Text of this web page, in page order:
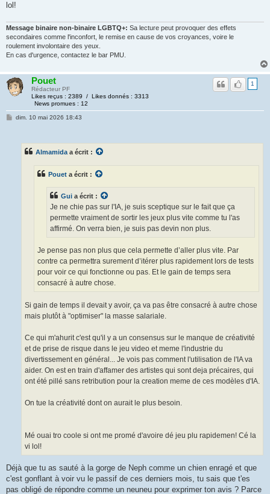
lol!
Message binaire non-binaire LGBTQ+: Sa lecture peut provoquer des effets
secondaires comme l'inconfort, le remise en cause de vos croyances, voire le
roulement involontaire des yeux.
En cas d'urgence, contactez le bar PMU.
Pouet
Rédacteur PF
Likes reçus : 2389 / Likes donnés : 3313
News promues : 12
1
dim. 10 mai 2026 18:43
Almamida a écrit :
Pouet a écrit :
Gui a écrit :
Je ne chie pas sur l'IA, je suis sceptique sur le fait que ça
permette vraiment de sortir les jeux plus vite comme tu l'as
affirmé. On verra bien, je suis pas devin non plus.
Je pense pas non plus que cela permette d’aller plus vite. Par
contre ca permettra surement d’itérer plus rapidement lors de tests
pour voir ce qui fonctionne ou pas. Et le gain de temps sera
consacré à autre chose.
Si gain de temps il devait y avoir, ça va pas être consacré à autre chose
mais plutôt à "optimiser" la masse salariale.
Ce qui m'ahurit c'est qu'il y a un consensus sur le manque de créativité
et de prise de risque dans le jeu video et meme l'industrie du
divertissement en général... Je vois pas comment l'utilisation de l'IA va
aider. On est en train d'affamer des artistes qui sont deja précaires, qui
ont été pillé sans retribution pour la creation meme de ces modèles d'IA.
On tue la créativité dont on aurait le plus besoin.
Mé ouai tro coole si ont me promé d'avoire dé jeu plu rapidemen! Cé la
vi lol!
Déjà que tu as sauté à la gorge de Neph comme un chien enragé et que
c'est gonflant à voir vu le passif de ces derniers mois, tu sais que t'es
pas obligé de répondre comme un neuneu pour exprimer ton avis ? Parce